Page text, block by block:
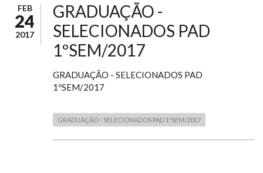
FEB
24
2017
GRADUAÇÃO -
SELECIONADOS PAD
1ºSEM/2017
GRADUAÇÃO - SELECIONADOS PAD
1ºSEM/2017
GRADUAÇÃO - SELECIONADOS PAD 1ºSEM/2017